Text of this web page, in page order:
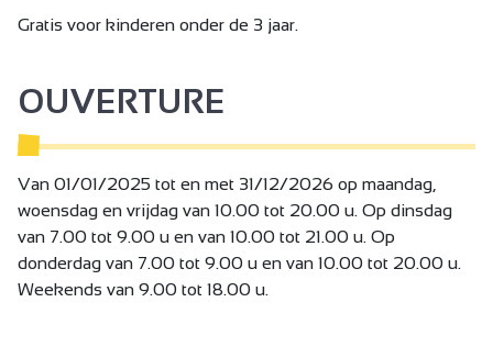
Buiten bieden een groot solarium en een grasveld een
kleintjes is er een waterspeeltuin (vernevelen, sproeien,
gieten, enz.).
met 2 sauna's, een hamam, een spa, een theesalon met
zelfbediening en een privésolarium. De wellnessruimte en
de spa zijn ook toegankelijk voor mensen met beperkte
mobiliteit.
De fitnessruimte omvat een fitnesszaal met ongeveer
Gratis voor kinderen onder de 3 jaar.
OUVERTURE
Van 01/01/2025 tot en met 31/12/2026 op maandag,
woensdag en vrijdag van 10.00 tot 20.00 u. Op dinsdag
van 7.00 tot 9.00 u en van 10.00 tot 21.00 u. Op
donderdag van 7.00 tot 9.00 u en van 10.00 tot 20.00 u.
Weekends van 9.00 tot 18.00 u.